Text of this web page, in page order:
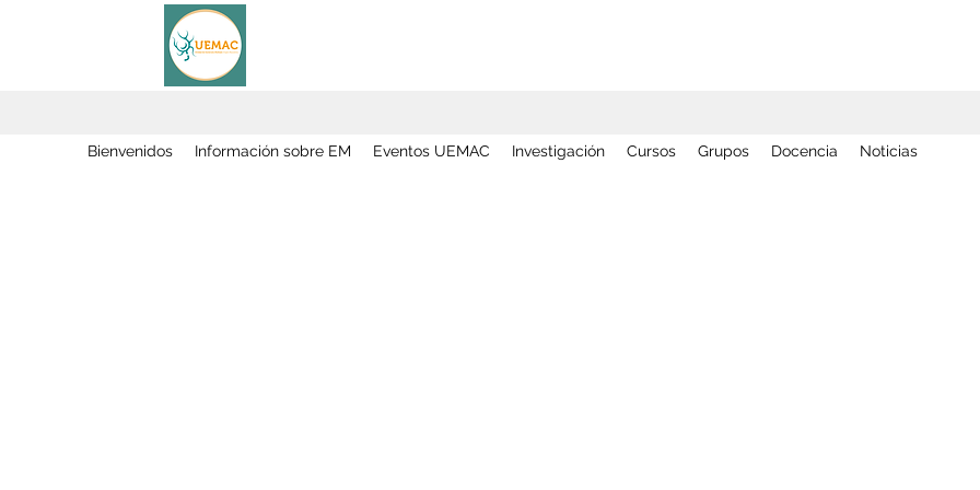
Bienvenidos Información sobre EM Eventos UEMAC Investigación Cursos Grupos Docencia Noticias